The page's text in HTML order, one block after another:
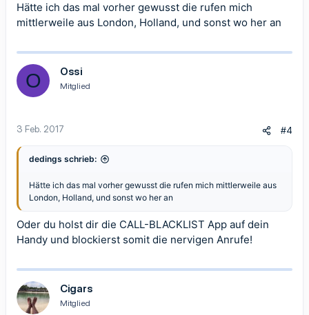
Hätte ich das mal vorher gewusst die rufen mich
mittlerweile aus London, Holland, und sonst wo her an
O Ossi
Mitglied
3 Feb. 2017 #4
dedings schrieb:
Hätte ich das mal vorher gewusst die rufen mich mittlerweile aus
London, Holland, und sonst wo her an
Oder du holst dir die CALL-BLACKLIST App auf dein
Handy und blockierst somit die nervigen Anrufe!
Cigars
Mitglied